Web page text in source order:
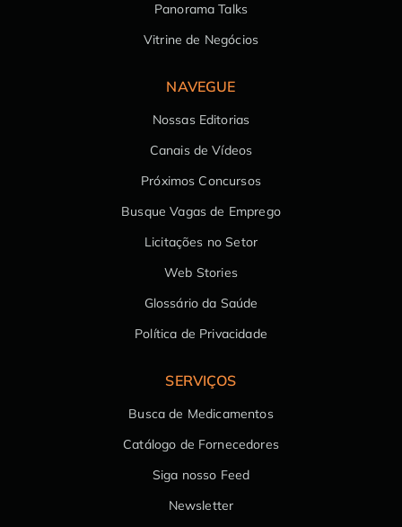
Panorama Talks
Vitrine de Negócios
NAVEGUE
Nossas Editorias
Canais de Vídeos
Próximos Concursos
Busque Vagas de Emprego
Licitações no Setor
Web Stories
Glossário da Saúde
Política de Privacidade
SERVIÇOS
Busca de Medicamentos
Catálogo de Fornecedores
Siga nosso Feed
Newsletter